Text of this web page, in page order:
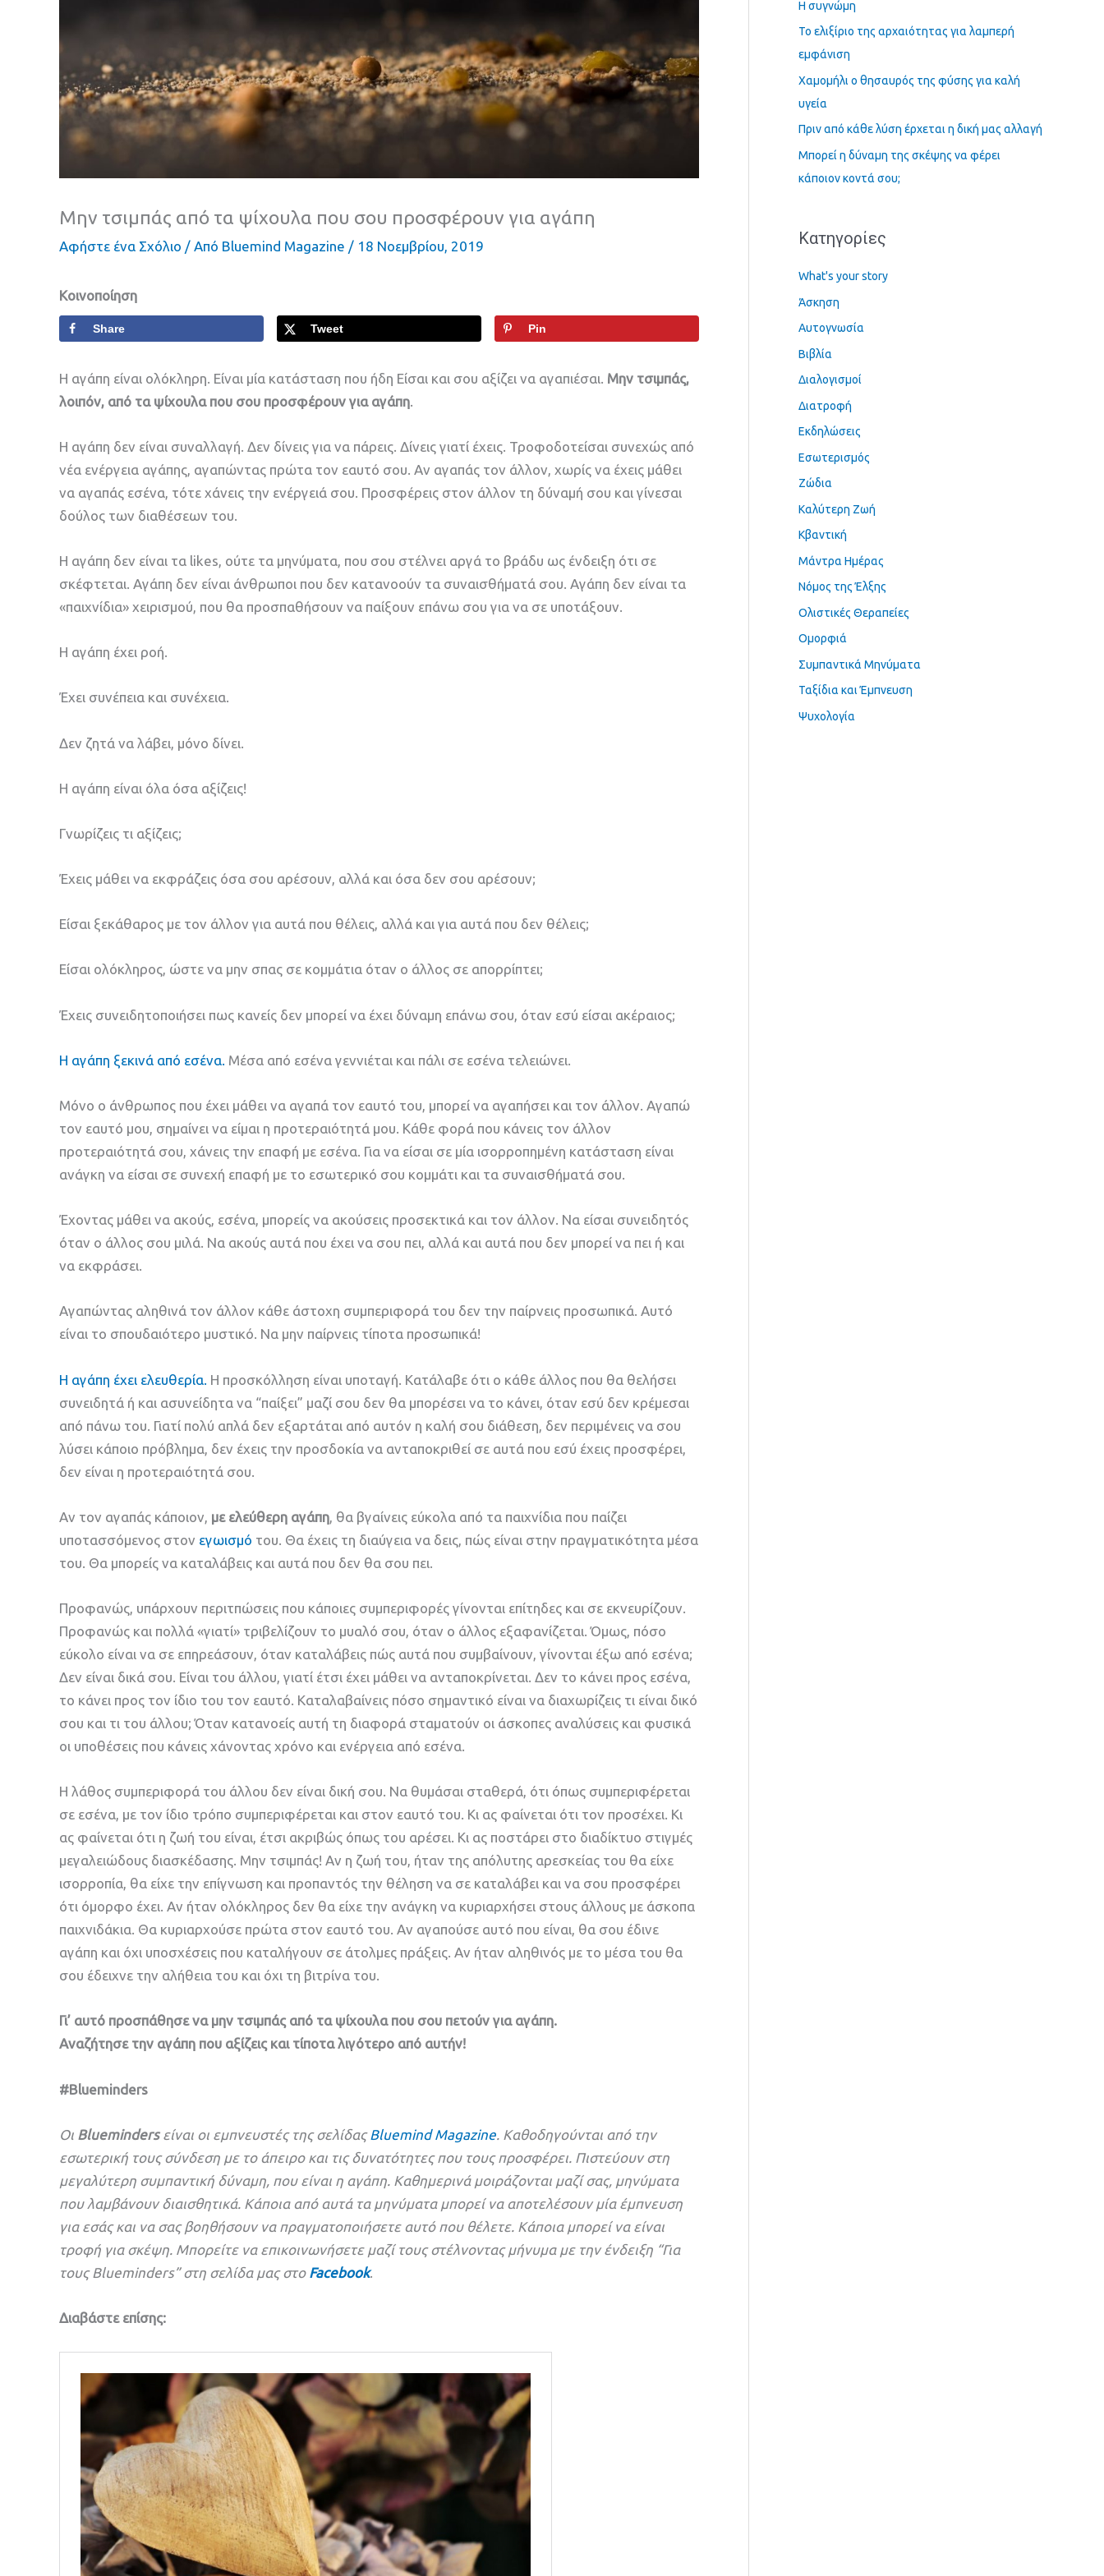
Μην τσιμπάς από τα ψίχουλα που σου προσφέρουν για αγάπη
Αφήστε ένα Σχόλιο / Από Bluemind Magazine / 18 Νοεμβρίου, 2019
Κοινοποίηση
Share Tweet Pin
Η αγάπη είναι ολόκληρη. Είναι μία κατάσταση που ήδη Είσαι και σου αξίζει να αγαπιέσαι. Μην τσιμπάς,
λοιπόν, από τα ψίχουλα που σου προσφέρουν για αγάπη
Η αγάπη δεν είναι συναλλαγή. Δεν δίνεις για να πάρεις. Δίνεις γιατί έχεις. Τροφοδοτείσαι συνεχώς από
νέα ενέργεια αγάπης, αγαπώντας πρώτα τον εαυτό σου. Αν αγαπάς τον άλλον, χωρίς να έχεις μάθει
να αγαπάς εσένα, τότε χάνεις την ενέργειά σου. Προσφέρεις στον άλλον τη δύναμή σου και γίνεσαι
δούλος των διαθέσεων του.
Η αγάπη δεν είναι τα likes, ούτε τα μηνύματα, που σου στέλνει αργά το βράδυ ως ένδειξη ότι σε
σκέφτεται. Αγάπη δεν είναι άνθρωποι που δεν κατανοούν τα συναισθήματά σου. Αγάπη δεν είναι τα
«παιχνίδια» χειρισμού, που θα προσπαθήσουν να παίξουν επάνω σου για να σε υποτάξουν.
Η αγάπη έχει ροή.
Έχει συνέπεια και συνέχεια.
Δεν ζητά να λάβει, μόνο δίνει.
Η αγάπη είναι όλα όσα αξίζεις!
Γνωρίζεις τι αξίζεις;
Έχεις μάθει να εκφράζεις όσα σου αρέσουν, αλλά και όσα δεν σου αρέσουν;
Είσαι ξεκάθαρος με τον άλλον για αυτά που θέλεις, αλλά και για αυτά που δεν θέλεις;
Είσαι ολόκληρος, ώστε να μην σπας σε κομμάτια όταν ο άλλος σε απορρίπτει;
Έχεις συνειδητοποιήσει πως κανείς δεν μπορεί να έχει δύναμη επάνω σου, όταν εσύ είσαι ακέραιος;
Η αγάπη ξεκινά από εσένα. Μέσα από εσένα γεννιέται και πάλι σε εσένα τελειώνει.
Μόνο ο άνθρωπος που έχει μάθει να αγαπά τον εαυτό του, μπορεί να αγαπήσει και τον άλλον. Αγαπώ
τον εαυτό μου, σημαίνει να είμαι η προτεραιότητά μου. Κάθε φορά που κάνεις τον άλλον
προτεραιότητά σου, χάνεις την επαφή με εσένα. Για να είσαι σε μία ισορροπημένη κατάσταση είναι
ανάγκη να είσαι σε συνεχή επαφή με το εσωτερικό σου κομμάτι και τα συναισθήματά σου.
Έχοντας μάθει να ακούς, εσένα, μπορείς να ακούσεις προσεκτικά και τον άλλον. Να είσαι συνειδητός
όταν ο άλλος σου μιλά. Να ακούς αυτά που έχει να σου πει, αλλά και αυτά που δεν μπορεί να πει ή και
να εκφράσει.
Αγαπώντας αληθινά τον άλλον κάθε άστοχη συμπεριφορά του δεν την παίρνεις προσωπικά. Αυτό
είναι το σπουδαιότερο μυστικό. Να μην παίρνεις τίποτα προσωπικά!
Η αγάπη έχει ελευθερία. Η προσκόλληση είναι υποταγή. Κατάλαβε ότι ο κάθε άλλος που θα θελήσει
συνειδητά ή και ασυνείδητα να “παίξει” μαζί σου δεν θα μπορέσει να το κάνει, όταν εσύ δεν κρέμεσαι
από πάνω του. Γιατί πολύ απλά δεν εξαρτάται από αυτόν η καλή σου διάθεση, δεν περιμένεις να σου
λύσει κάποιο πρόβλημα, δεν έχεις την προσδοκία να ανταποκριθεί σε αυτά που εσύ έχεις προσφέρει,
δεν είναι η προτεραιότητά σου.
Αν τον αγαπάς κάποιον, με ελεύθερη αγάπη , θα βγαίνεις εύκολα από τα παιχνίδια που παίζει
υποτασσόμενος στον εγωισμό του. Θα έχεις τη διαύγεια να δεις, πώς είναι στην πραγματικότητα μέσα
του. Θα μπορείς να καταλάβεις και αυτά που δεν θα σου πει.
Προφανώς, υπάρχουν περιτπώσεις που κάποιες συμπεριφορές γίνονται επίτηδες και σε εκνευρίζουν.
Προφανώς και πολλά «γιατί» τριβελίζουν το μυαλό σου, όταν ο άλλος εξαφανίζεται. Όμως, πόσο
εύκολο είναι να σε επηρεάσουν, όταν καταλάβεις πώς αυτά που συμβαίνουν, γίνονται έξω από εσένα;
Δεν είναι δικά σου. Είναι του άλλου, γιατί έτσι έχει μάθει να ανταποκρίνεται. Δεν το κάνει προς εσένα,
το κάνει προς τον ίδιο του τον εαυτό. Καταλαβαίνεις πόσο σημαντικό είναι να διαχωρίζεις τι είναι δικό
σου και τι του άλλου; Όταν κατανοείς αυτή τη διαφορά σταματούν οι άσκοπες αναλύσεις και φυσικά
οι υποθέσεις που κάνεις χάνοντας χρόνο και ενέργεια από εσένα.
Η λάθος συμπεριφορά του άλλου δεν είναι δική σου. Να θυμάσαι σταθερά, ότι όπως συμπεριφέρεται
σε εσένα, με τον ίδιο τρόπο συμπεριφέρεται και στον εαυτό του. Κι ας φαίνεται ότι τον προσέχει. Κι
ας φαίνεται ότι η ζωή του είναι, έτσι ακριβώς όπως του αρέσει. Κι ας ποστάρει στο διαδίκτυο στιγμές
μεγαλειώδους διασκέδασης. Μην τσιμπάς! Αν η ζωή του, ήταν της απόλυτης αρεσκείας του θα είχε
ισορροπία, θα είχε την επίγνωση και προπαντός την θέληση να σε καταλάβει και να σου προσφέρει
ότι όμορφο έχει. Αν ήταν ολόκληρος δεν θα είχε την ανάγκη να κυριαρχήσει στους άλλους με άσκοπα
παιχνιδάκια. Θα κυριαρχούσε πρώτα στον εαυτό του. Αν αγαπούσε αυτό που είναι, θα σου έδινε
αγάπη και όχι υποσχέσεις που καταλήγουν σε άτολμες πράξεις. Αν ήταν αληθινός με το μέσα του θα
σου έδειχνε την αλήθεια του και όχι τη βιτρίνα του.
Γι’ αυτό προσπάθησε να μην τσιμπάς από τα ψίχουλα που σου πετούν για αγάπη.
Αναζήτησε την αγάπη που αξίζεις και τίποτα λιγότερο από αυτήν!
#Blueminders
Οι Blueminders είναι οι εμπνευστές της σελίδας Bluemind Magazine . Καθοδηγούνται από την
εσωτερική τους σύνδεση με το άπειρο και τις δυνατότητες που τους προσφέρει. Πιστεύουν στη
μεγαλύτερη συμπαντική δύναμη, που είναι η αγάπη. Καθημερινά μοιράζονται μαζί σας, μηνύματα
που λαμβάνουν διαισθητικά. Κάποια από αυτά τα μηνύματα μπορεί να αποτελέσουν μία έμπνευση
για εσάς και να σας βοηθήσουν να πραγματοποιήσετε αυτό που θέλετε. Κάποια μπορεί να είναι
τροφή για σκέψη. Μπορείτε να επικοινωνήσετε μαζί τους στέλνοντας μήνυμα με την ένδειξη “Για
τους Blueminders” στη σελίδα μας στο Facebook.
Διαβάστε επίσης:
η
σ
η
γ
ι
α
:
Η συγνώμη
Το ελιξίριο της αρχαιότητας για λαμπερή
εμφάνιση
Χαμομήλι ο θησαυρός της φύσης για καλή
υγεία
Πριν από κάθε λύση έρχεται η δική μας αλλαγή
Μπορεί η δύναμη της σκέψης να φέρει
κάποιον κοντά σου;
Kατηγορίες
What's your story
Άσκηση
Αυτογνωσία
Βιβλία
Διαλογισμοί
Διατροφή
Εκδηλώσεις
Εσωτερισμός
Ζώδια
Καλύτερη Ζωή
Κβαντική
Μάντρα Ημέρας
Νόμος της Έλξης
Ολιστικές Θεραπείες
Ομορφιά
Συμπαντικά Μηνύματα
Ταξίδια και Έμπνευση
Ψυχολογία